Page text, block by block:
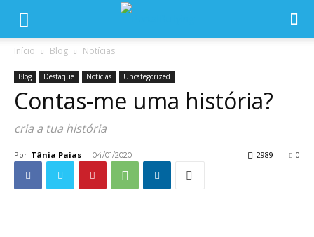
Início Blog Notícias
Blog Destaque Notícias Uncategorized
Contas-me uma história?
cria a tua história
Por Tânia Paias - 04/01/2020 0
2989